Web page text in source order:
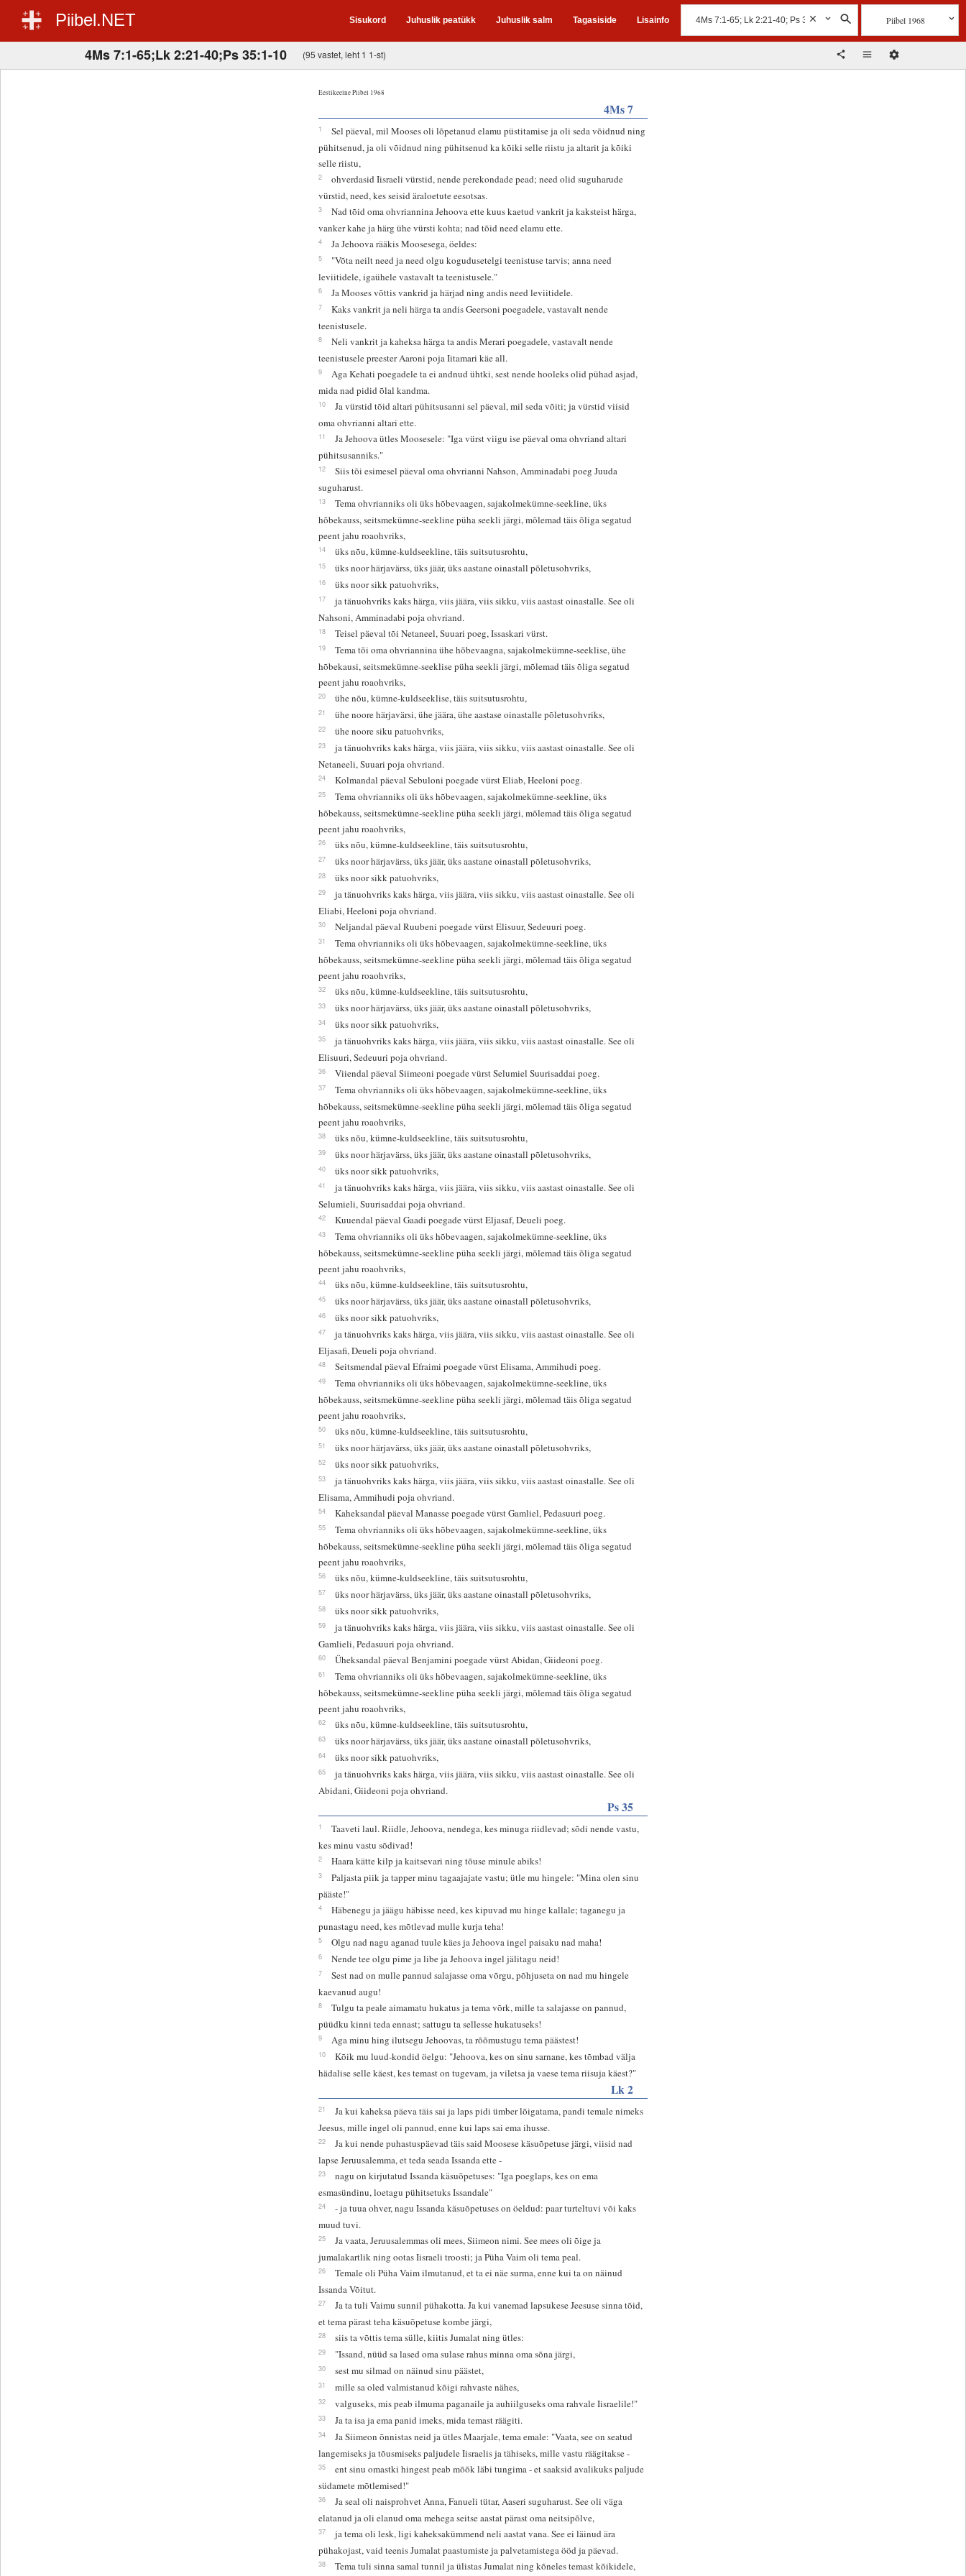
Piibel.NET Sisukord Juhuslik peatükk Juhuslik salm Tagasiside Lisainfo Piibel 1968
4Ms 7:1-65;Lk 2:21-40;Ps 35:1-10 (95 vastet, leht 1 1-st)
Eestikeelne Piibel 1968
4Ms 7
1
Sel päeval, mil Mooses oli lõpetanud elamu püstitamise ja oli seda võidnud ning
pühitsenud, ja oli võidnud ning pühitsenud ka kõiki selle riistu ja altarit ja kõiki
selle riistu,
2
ohverdasid Iisraeli vürstid, nende perekondade pead; need olid suguharude
vürstid, need, kes seisid äraloetute eesotsas.
3
Nad tõid oma ohvriannina Jehoova ette kuus kaetud vankrit ja kaksteist härga,
vanker kahe ja härg ühe vürsti kohta; nad tõid need elamu ette.
4 Ja Jehoova rääkis Moosesega, öeldes:
5
"Võta neilt need ja need olgu kogudusetelgi teenistuse tarvis; anna need
leviitidele, igaühele vastavalt ta teenistusele."
6 Ja Mooses võttis vankrid ja härjad ning andis need leviitidele.
7
Kaks vankrit ja neli härga ta andis Geersoni poegadele, vastavalt nende
teenistusele.
8
Neli vankrit ja kaheksa härga ta andis Merari poegadele, vastavalt nende
teenistusele preester Aaroni poja Iitamari käe all.
9
Aga Kehati poegadele ta ei andnud ühtki, sest nende hooleks olid pühad asjad,
mida nad pidid õlal kandma.
10
Ja vürstid tõid altari pühitsusanni sel päeval, mil seda võiti; ja vürstid viisid
oma ohvrianni altari ette.
11
Ja Jehoova ütles Moosesele: "Iga vürst viigu ise päeval oma ohvriand altari
pühitsusanniks."
12
Siis tõi esimesel päeval oma ohvrianni Nahson, Amminadabi poeg Juuda
suguharust.
13
Tema ohvrianniks oli üks hõbevaagen, sajakolmekümne-seekline, üks
hõbekauss, seitsmekümne-seekline püha seekli järgi, mõlemad täis õliga segatud
peent jahu roaohvriks,
14 üks nõu, kümne-kuldseekline, täis suitsutusrohtu,
15 üks noor härjavärss, üks jäär, üks aastane oinastall põletusohvriks,
16 üks noor sikk patuohvriks,
17
ja tänuohvriks kaks härga, viis jäära, viis sikku, viis aastast oinastalle. See oli
Nahsoni, Amminadabi poja ohvriand.
18 Teisel päeval tõi Netaneel, Suuari poeg, Issaskari vürst.
19
Tema tõi oma ohvriannina ühe hõbevaagna, sajakolmekümne-seeklise, ühe
hõbekausi, seitsmekümne-seeklise püha seekli järgi, mõlemad täis õliga segatud
peent jahu roaohvriks,
20 ühe nõu, kümne-kuldseeklise, täis suitsutusrohtu,
21 ühe noore härjavärsi, ühe jäära, ühe aastase oinastalle põletusohvriks,
22 ühe noore siku patuohvriks,
23
ja tänuohvriks kaks härga, viis jäära, viis sikku, viis aastast oinastalle. See oli
Netaneeli, Suuari poja ohvriand.
24 Kolmandal päeval Sebuloni poegade vürst Eliab, Heeloni poeg.
25
Tema ohvrianniks oli üks hõbevaagen, sajakolmekümne-seekline, üks
hõbekauss, seitsmekümne-seekline püha seekli järgi, mõlemad täis õliga segatud
peent jahu roaohvriks,
26 üks nõu, kümne-kuldseekline, täis suitsutusrohtu,
27 üks noor härjavärss, üks jäär, üks aastane oinastall põletusohvriks,
28 üks noor sikk patuohvriks,
29
ja tänuohvriks kaks härga, viis jäära, viis sikku, viis aastast oinastalle. See oli
Eliabi, Heeloni poja ohvriand.
30 Neljandal päeval Ruubeni poegade vürst Elisuur, Sedeuuri poeg.
31
Tema ohvrianniks oli üks hõbevaagen, sajakolmekümne-seekline, üks
hõbekauss, seitsmekümne-seekline püha seekli järgi, mõlemad täis õliga segatud
peent jahu roaohvriks,
32 üks nõu, kümne-kuldseekline, täis suitsutusrohtu,
33 üks noor härjavärss, üks jäär, üks aastane oinastall põletusohvriks,
34 üks noor sikk patuohvriks,
35
ja tänuohvriks kaks härga, viis jäära, viis sikku, viis aastast oinastalle. See oli
Elisuuri, Sedeuuri poja ohvriand.
36 Viiendal päeval Siimeoni poegade vürst Selumiel Suurisaddai poeg.
37
Tema ohvrianniks oli üks hõbevaagen, sajakolmekümne-seekline, üks
hõbekauss, seitsmekümne-seekline püha seekli järgi, mõlemad täis õliga segatud
peent jahu roaohvriks,
38 üks nõu, kümne-kuldseekline, täis suitsutusrohtu,
39 üks noor härjavärss, üks jäär, üks aastane oinastall põletusohvriks,
40 üks noor sikk patuohvriks,
41
ja tänuohvriks kaks härga, viis jäära, viis sikku, viis aastast oinastalle. See oli
Selumieli, Suurisaddai poja ohvriand.
42 Kuuendal päeval Gaadi poegade vürst Eljasaf, Deueli poeg.
43
Tema ohvrianniks oli üks hõbevaagen, sajakolmekümne-seekline, üks
hõbekauss, seitsmekümne-seekline püha seekli järgi, mõlemad täis õliga segatud
peent jahu roaohvriks,
44 üks nõu, kümne-kuldseekline, täis suitsutusrohtu,
45 üks noor härjavärss, üks jäär, üks aastane oinastall põletusohvriks,
46 üks noor sikk patuohvriks,
47
ja tänuohvriks kaks härga, viis jäära, viis sikku, viis aastast oinastalle. See oli
Eljasafi, Deueli poja ohvriand.
48 Seitsmendal päeval Efraimi poegade vürst Elisama, Ammihudi poeg.
49
Tema ohvrianniks oli üks hõbevaagen, sajakolmekümne-seekline, üks
hõbekauss, seitsmekümne-seekline püha seekli järgi, mõlemad täis õliga segatud
peent jahu roaohvriks,
50 üks nõu, kümne-kuldseekline, täis suitsutusrohtu,
51 üks noor härjavärss, üks jäär, üks aastane oinastall põletusohvriks,
52 üks noor sikk patuohvriks,
53
ja tänuohvriks kaks härga, viis jäära, viis sikku, viis aastast oinastalle. See oli
Elisama, Ammihudi poja ohvriand.
54 Kaheksandal päeval Manasse poegade vürst Gamliel, Pedasuuri poeg.
55
Tema ohvrianniks oli üks hõbevaagen, sajakolmekümne-seekline, üks
hõbekauss, seitsmekümne-seekline püha seekli järgi, mõlemad täis õliga segatud
peent jahu roaohvriks,
56 üks nõu, kümne-kuldseekline, täis suitsutusrohtu,
57 üks noor härjavärss, üks jäär, üks aastane oinastall põletusohvriks,
58 üks noor sikk patuohvriks,
59
ja tänuohvriks kaks härga, viis jäära, viis sikku, viis aastast oinastalle. See oli
Gamlieli, Pedasuuri poja ohvriand.
60 Üheksandal päeval Benjamini poegade vürst Abidan, Giideoni poeg.
61
Tema ohvrianniks oli üks hõbevaagen, sajakolmekümne-seekline, üks
hõbekauss, seitsmekümne-seekline püha seekli järgi, mõlemad täis õliga segatud
peent jahu roaohvriks,
62 üks nõu, kümne-kuldseekline, täis suitsutusrohtu,
63 üks noor härjavärss, üks jäär, üks aastane oinastall põletusohvriks,
64 üks noor sikk patuohvriks,
65
ja tänuohvriks kaks härga, viis jäära, viis sikku, viis aastast oinastalle. See oli
Abidani, Giideoni poja ohvriand.
Ps 35
1
Taaveti laul. Riidle, Jehoova, nendega, kes minuga riidlevad; sõdi nende vastu,
kes minu vastu sõdivad!
2 Haara kätte kilp ja kaitsevari ning tõuse minule abiks!
3
Paljasta piik ja tapper minu tagaajajate vastu; ütle mu hingele: "Mina olen sinu
pääste!"
4
Häbenegu ja jäägu häbisse need, kes kipuvad mu hinge kallale; taganegu ja
punastagu need, kes mõtlevad mulle kurja teha!
5 Olgu nad nagu aganad tuule käes ja Jehoova ingel paisaku nad maha!
6 Nende tee olgu pime ja libe ja Jehoova ingel jälitagu neid!
7
Sest nad on mulle pannud salajasse oma võrgu, põhjuseta on nad mu hingele
kaevanud augu!
8
Tulgu ta peale aimamatu hukatus ja tema võrk, mille ta salajasse on pannud,
püüdku kinni teda ennast; sattugu ta sellesse hukatuseks!
9 Aga minu hing ilutsegu Jehoovas, ta rõõmustugu tema päästest!
10
Kõik mu luud-kondid öelgu: "Jehoova, kes on sinu sarnane, kes tõmbad välja
hädalise selle käest, kes temast on tugevam, ja viletsa ja vaese tema riisuja käest?"
Lk 2
21
Ja kui kaheksa päeva täis sai ja laps pidi ümber lõigatama, pandi temale nimeks
Jeesus, mille ingel oli pannud, enne kui laps sai ema ihusse.
22
Ja kui nende puhastuspäevad täis said Moosese käsuõpetuse järgi, viisid nad
lapse Jeruusalemma, et teda seada Issanda ette -
23
nagu on kirjutatud Issanda käsuõpetuses: "Iga poeglaps, kes on ema
esmasündinu, loetagu pühitsetuks Issandale"
24
- ja tuua ohver, nagu Issanda käsuõpetuses on öeldud: paar turteltuvi või kaks
muud tuvi.
25
Ja vaata, Jeruusalemmas oli mees, Siimeon nimi. See mees oli õige ja
jumalakartlik ning ootas Iisraeli troosti; ja Püha Vaim oli tema peal.
26
Temale oli Püha Vaim ilmutanud, et ta ei näe surma, enne kui ta on näinud
Issanda Võitut.
27
Ja ta tuli Vaimu sunnil pühakotta. Ja kui vanemad lapsukese Jeesuse sinna tõid,
et tema pärast teha käsuõpetuse kombe järgi,
28 siis ta võttis tema sülle, kiitis Jumalat ning ütles:
29 "Issand, nüüd sa lased oma sulase rahus minna oma sõna järgi,
30 sest mu silmad on näinud sinu päästet,
31 mille sa oled valmistanud kõigi rahvaste nähes,
32 valguseks, mis peab ilmuma paganaile ja auhiilguseks oma rahvale Iisraelile!"
33 Ja ta isa ja ema panid imeks, mida temast räägiti.
34
Ja Siimeon õnnistas neid ja ütles Maarjale, tema emale: "Vaata, see on seatud
langemiseks ja tõusmiseks paljudele Iisraelis ja tähiseks, mille vastu räägitakse -
35
ent sinu omastki hingest peab mõõk läbi tungima - et saaksid avalikuks paljude
südamete mõtlemised!"
36
Ja seal oli naisprohvet Anna, Fanueli tütar, Aaseri suguharust. See oli väga
elatanud ja oli elanud oma mehega seitse aastat pärast oma neitsipõlve,
37
ja tema oli lesk, ligi kaheksakümmend neli aastat vana. See ei läinud ära
pühakojast, vaid teenis Jumalat paastumiste ja palvetamistega ööd ja päevad.
38
Tema tuli sinna samal tunnil ja ülistas Jumalat ning kõneles temast kõikidele,